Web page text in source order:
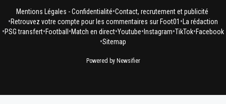
Mentions Légales - Confidentialité•Contact, recrutement et publicité
•Retrouvez votre compte pour les commentaires sur Foot01 • La rédaction
•PSG transfert•Football •Match en direct•Youtube• Instagram•TikTok•Facebook
•Sitemap
Powered by Newsifier